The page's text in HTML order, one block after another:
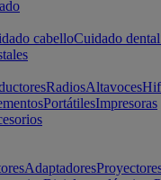
cabelloCuidado dental
RadiosAltavoces
PortátilesImpresoras
Adaptadores